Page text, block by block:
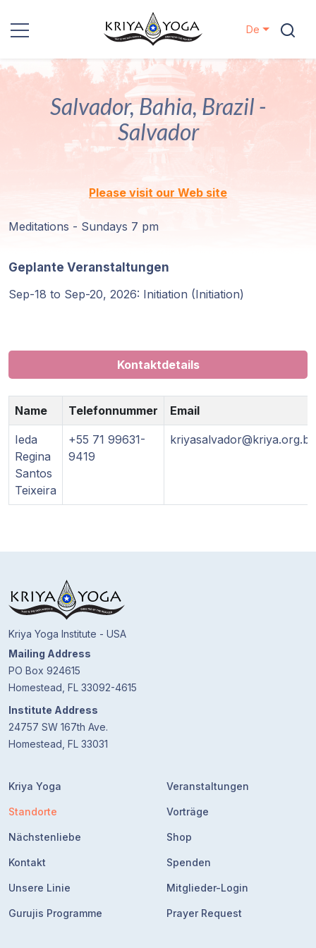
Kriya Yoga
Nächstenliebe
Veranstaltungen
Standorte
Unsere
Shop
Spenden
Mitglieder-
Login
De
Salvador, Bahia, Brazil -
Salvador
Please visit our Web site
Meditations - Sundays 7 pm
Geplante Veranstaltungen
Sep-18 to Sep-20, 2026: Initiation (Initiation)
Kontaktdetails
Name Telefonnummer Email
Ieda
Regina
Santos
Teixeira
+55 71 99631-
9419
kriyasalvador@kriya.org.br
Kriya Yoga Institute - USA
Mailing Address
PO Box 924615
Homestead, FL 33092-4615
Institute Address
24757 SW 167th Ave.
Homestead, FL 33031
Kriya Yoga
Standorte
Nächstenliebe
Kontakt
Unsere Linie
Gurujis Programme
Veranstaltungen
Vorträge
Shop
Spenden
Mitglieder-Login
Prayer Request